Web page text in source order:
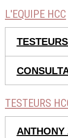
L'EQUIPE HCC
TESTEURS